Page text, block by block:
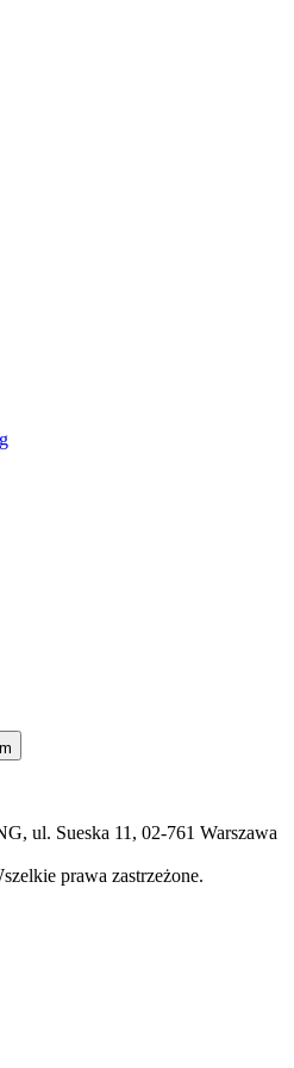
ul. Sueska 11, 02-761 Warszawa
prawa zastrzeżone.